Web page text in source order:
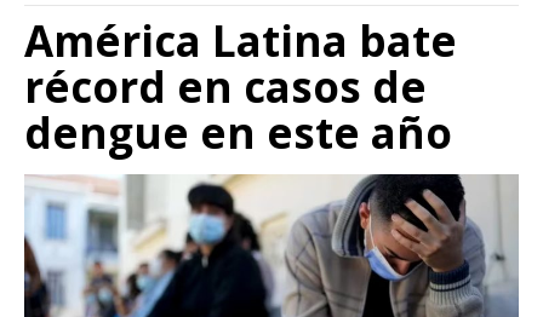
América Latina bate
récord en casos de
dengue en este año